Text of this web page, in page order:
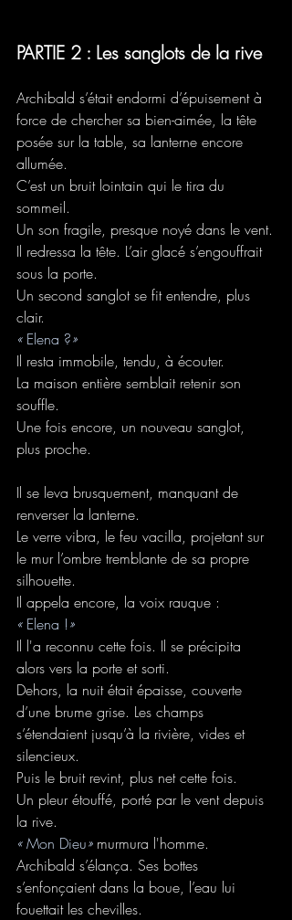
PARTIE 2 : Les sanglots de la rive
Archibald s’était endormi d’épuisement à
force de chercher sa bien-aimée, la tête
posée sur la table, sa lanterne encore
allumée.
C’est un bruit lointain qui le tira du
sommeil.
Un son fragile, presque noyé dans le vent.
Il redressa la tête. L’air glacé s’engouffrait
sous la porte.
Un second sanglot se fit entendre, plus
clair.
« Elena ?»
Il resta immobile, tendu, à écouter.
La maison entière semblait retenir son
souffle.
Une fois encore, un nouveau sanglot,
plus proche.
Il se leva brusquement, manquant de
renverser la lanterne.
Le verre vibra, le feu vacilla, projetant sur
le mur l’ombre tremblante de sa propre
silhouette.
Il appela encore, la voix rauque :
« Elena !»
Il l'a reconnu cette fois. Il se précipita
alors vers la porte et sorti.
Dehors, la nuit était épaisse, couverte
d’une brume grise. Les champs
s’étendaient jusqu’à la rivière, vides et
silencieux.
Puis le bruit revint, plus net cette fois.
Un pleur étouffé, porté par le vent depuis
la rive.
« Mon Dieu» murmura l'homme.
Archibald s’élança. Ses bottes
s’enfonçaient dans la boue, l’eau lui
fouettait les chevilles.